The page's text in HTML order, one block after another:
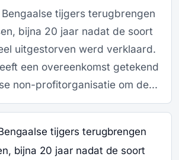
tijgers terugbrengen
bijna 20 jaar nadat de soort
uitgestorven werd verklaard.
een overeenkomst getekend
non-profitorganisatie om de...
tijgers terugbrengen
bijna 20 jaar nadat de soort